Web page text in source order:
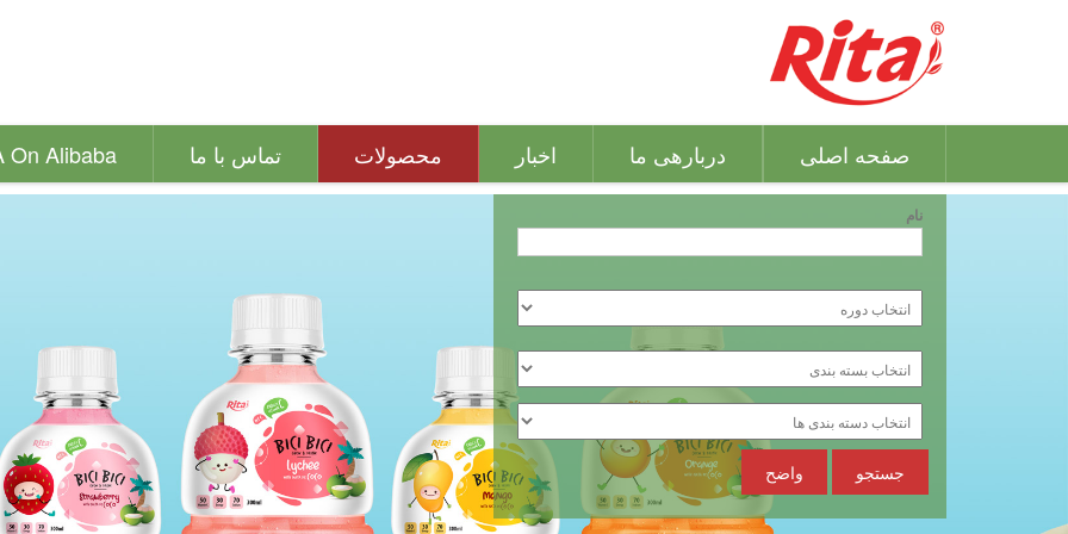
صفحه اصلی دربارهی ما اخبار محصولات تماس با ما On Alibaba
نام
جستجو واضح